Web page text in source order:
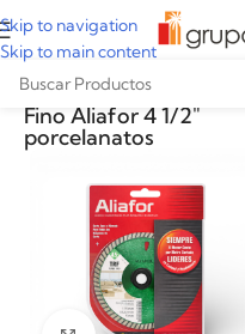
Skip to navigation
Skip to main content
Disco TRF Turbo
Fino Aliafor 4 1/2″
porcelanatos